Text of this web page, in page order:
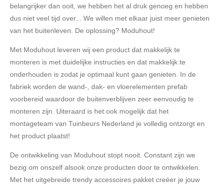
belangrijker dan ooit, we hebben het al druk genoeg en hebben
dus niet veel tijd over... We willen met elkaar juist meer genieten
van het buitenleven. De oplossing? Moduhout!
Met Moduhout leveren wij een product dat makkelijk te
monteren is met duidelijke instructies en dat makkelijk te
onderhouden is zodat je optimaal kunt gaan genieten. In de
fabriek worden de wand-, dak- en vloerelementen prefab
voorbereid waardoor de buitenverblijven zeer eenvoudig te
monteren zijn. Uiteraard is het ook mogelijk dat het
montageteam van Tuinbeurs Nederland je volledig ontzorgt en
het product plaatst!
De ontwikkeling van Moduhout stopt nooit. Constant zijn we
bezig om onszelf alsook onze producten door te ontwikkelen.
Met het uitgebreide trendy accessoires pakket creëer je jouw